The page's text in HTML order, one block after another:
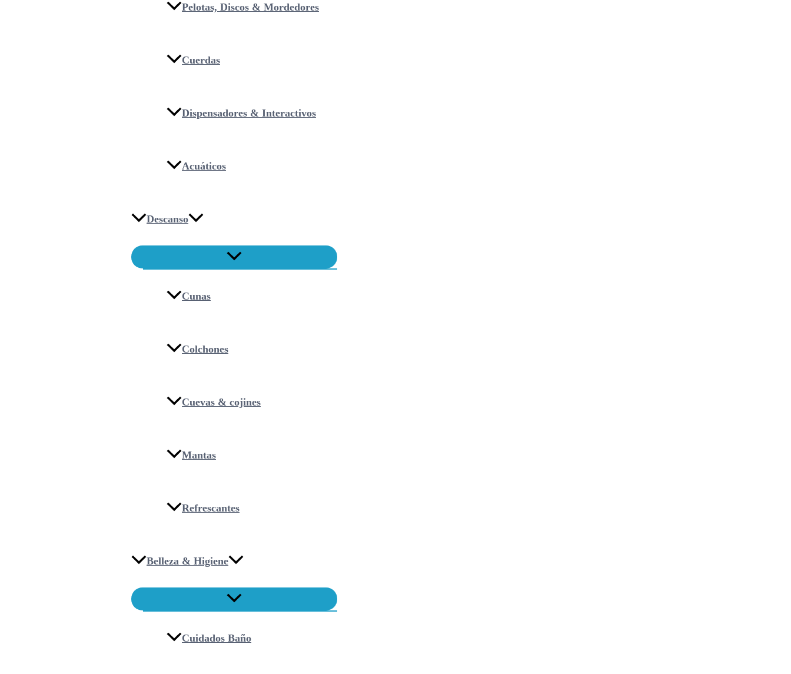
Pelotas, Discos & Mordedores
Cuerdas
Dispensadores & Interactivos
Acuáticos
Descanso
Cunas
Colchones
Cuevas & cojines
Mantas
Refrescantes
Belleza & Higiene
Cuidados Baño